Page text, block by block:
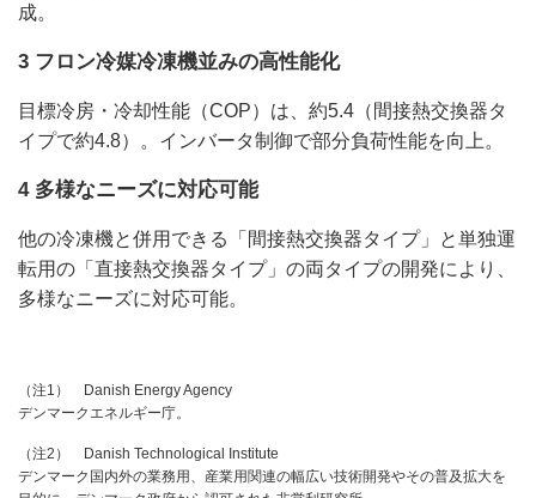
成。
3 フロン冷媒冷凍機並みの高性能化
目標冷房・冷却性能（COP）は、約5.4（間接熱交換器タ
イプで約4.8）。インバータ制御で部分負荷性能を向上。
4 多様なニーズに対応可能
他の冷凍機と併用できる「間接熱交換器タイプ」と単独運
転用の「直接熱交換器タイプ」の両タイプの開発により、
多様なニーズに対応可能。
（注1） Danish Energy Agency
デンマークエネルギー庁。
（注2） Danish Technological Institute
デンマーク国内外の業務用、産業用関連の幅広い技術開発やその普及拡大を